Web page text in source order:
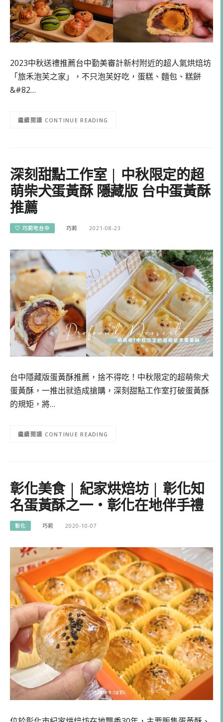
2023中秋送禮推薦台中勤美審計新村附近的超人氣烘焙坊
「旅禾泡芙之家」，不只泡芙好吃，蛋糕、麵包、糕餅
&#82…
CONTINUE READING
深刻甜點工作室 | 中秋限定的超
萌柴犬蛋黃酥 隱藏版 台中蛋黃酥
推薦
♡ 巧莉吃台中 巧莉 2021-08-23
台中隱藏版蛋黃酥推薦，捨不得吃！中秋限定的超萌柴犬
蛋黃酥，一推出就造成搶購，深刻甜點工作室打破蛋黃酥
的規矩，將…
CONTINUE READING
彰化美食 | 紀家烘焙坊 | 彰化知
名蛋黃酥之一・彰化在地伴手禮
彰化 巧莉 2020-10-07